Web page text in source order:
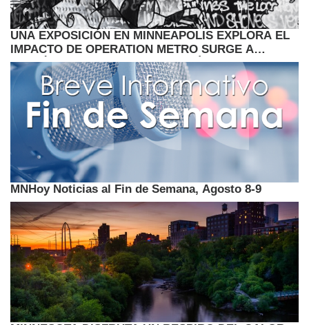
UNA EXPOSICIÓN EN MINNEAPOLIS EXPLORA EL
IMPACTO DE OPERATION METRO SURGE A
TRAVÉS DEL ARTE CONTEMPORÁNEO
MNHoy Noticias al Fin de Semana, Agosto 8-9